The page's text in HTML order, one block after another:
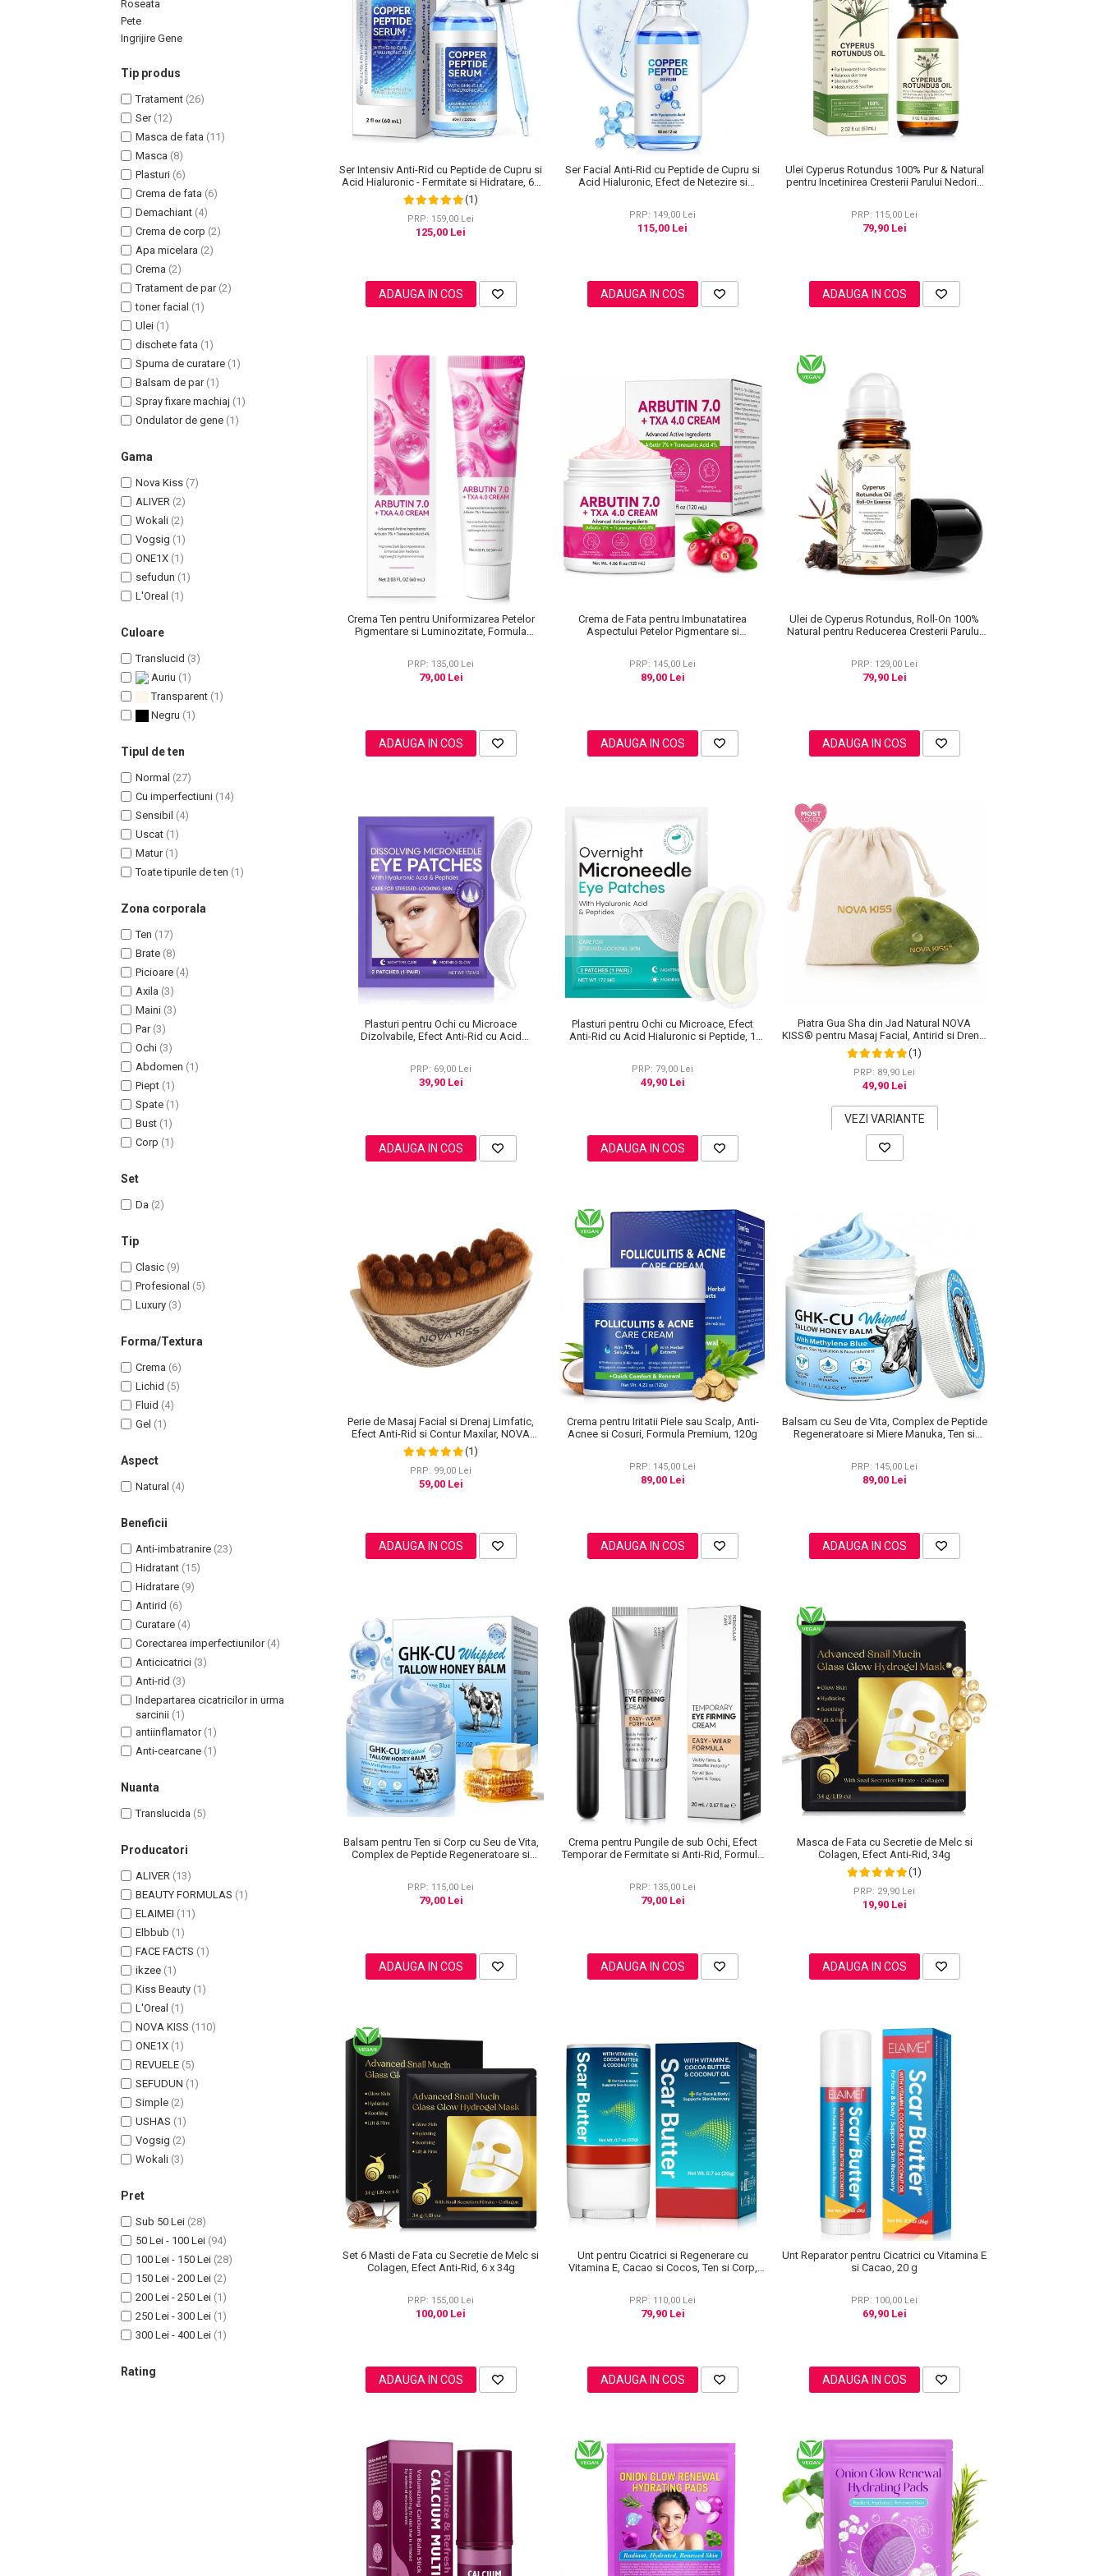
Uleiuri Unghii / Cuticule
Masaj Facial si Drenaj Limfatic
Plasturi ochi / nas / frunte
Produse Curatare Ten
Demachiant si Apa Micelara
Par Uscat / Deteriorat
Perii de Par si Piepteni
Roseata
Pete
Ingrijire Gene
Tip produs
Tratament (26)
Ser (12)
Masca de fata (11)
Masca (8)
Plasturi (6)
Crema de fata (6)
Demachiant (4)
Crema de corp (2)
Apa micelara (2)
Crema (2)
Tratament de par (2)
toner facial (1)
Ulei (1)
dischete fata (1)
Spuma de curatare (1)
Balsam de par (1)
Spray fixare machiaj (1)
Ondulator de gene (1)
Gama
Nova Kiss (7)
ALIVER (2)
Wokali (2)
Vogsig (1)
ONE1X (1)
sefudun (1)
L'Oreal (1)
Culoare
Translucid (3)
Auriu (1)
Transparent (1)
Negru (1)
Tipul de ten
Normal (27)
Cu imperfectiuni (14)
Sensibil (4)
Uscat (1)
Matur (1)
Toate tipurile de ten (1)
Zona corporala
Ten (17)
Brate (8)
Picioare (4)
Axila (3)
Maini (3)
Par (3)
Ochi (3)
Abdomen (1)
Piept (1)
Spate (1)
Bust (1)
Corp (1)
Set
Da (2)
Tip
Clasic (9)
Profesional (5)
Luxury (3)
Forma/Textura
Crema (6)
Lichid (5)
Fluid (4)
Gel (1)
Aspect
Natural (4)
Beneficii
Anti-imbatranire (23)
Hidratant (15)
Hidratare (9)
Antirid (6)
Curatare (4)
Corectarea imperfectiunilor (4)
Anticicatrici (3)
Anti-rid (3)
Indepartarea cicatricilor in urma
sarcinii (1)
antiinflamator (1)
Anti-cearcane (1)
Nuanta
Translucida (5)
Producatori
ALIVER (13)
BEAUTY FORMULAS (1)
ELAIMEI (11)
Elbbub (1)
FACE FACTS (1)
ikzee (1)
Kiss Beauty (1)
L'Oreal (1)
NOVA KISS (110)
ONE1X (1)
REVUELE (5)
SEFUDUN (1)
Simple (2)
USHAS (1)
Vogsig (2)
Wokali (3)
Pret
Sub 50 Lei (28)
50 Lei - 100 Lei (94)
100 Lei - 150 Lei (28)
150 Lei - 200 Lei (2)
200 Lei - 250 Lei (1)
250 Lei - 300 Lei (1)
300 Lei - 400 Lei (1)
Rating
Ser Intensiv Anti-Rid cu Peptide de Cupru si
Acid Hialuronic - Fermitate si Hidratare, 60
ml
(1)
PRP: 159,00 Lei
125,00 Lei
ADAUGA IN COS
Ser Facial Anti-Rid cu Peptide de Cupru si
Acid Hialuronic, Efect de Netezire si
PRP: 149,00 Lei
115,00 Lei
ADAUGA IN COS
Ulei Cyperus Rotundus 100% Pur & Natural
pentru Incetinirea Cresterii Parului Nedorit,
PRP: 115,00 Lei
79,90 Lei
ADAUGA IN COS
Crema Ten pentru Uniformizarea Petelor
Pigmentare si Luminozitate, Formula
PRP: 135,00 Lei
79,00 Lei
ADAUGA IN COS
Crema de Fata pentru Imbunatatirea
Aspectului Petelor Pigmentare si
PRP: 145,00 Lei
89,00 Lei
ADAUGA IN COS
Ulei de Cyperus Rotundus, Roll-On 100%
Natural pentru Reducerea Cresterii Parului
PRP: 129,00 Lei
79,90 Lei
ADAUGA IN COS
Plasturi pentru Ochi cu Microace
Dizolvabile, Efect Anti-Rid cu Acid
PRP: 69,00 Lei
39,90 Lei
ADAUGA IN COS
Plasturi pentru Ochi cu Microace, Efect
Anti-Rid cu Acid Hialuronic si Peptide, 1
PRP: 79,00 Lei
49,90 Lei
ADAUGA IN COS
Piatra Gua Sha din Jad Natural NOVA
KISS® pentru Masaj Facial, Antirid si Drenaj
Limfatic, Include Saculet de Bumbac
(1)
PRP: 89,90 Lei
49,90 Lei
VEZI VARIANTE
Perie de Masaj Facial si Drenaj Limfatic,
Efect Anti-Rid si Contur Maxilar, NOVA
KISS®
(1)
PRP: 99,00 Lei
59,00 Lei
ADAUGA IN COS
Crema pentru Iritatii Piele sau Scalp, Anti-
Acnee si Cosuri, Formula Premium, 120g
PRP: 145,00 Lei
89,00 Lei
ADAUGA IN COS
Balsam cu Seu de Vita, Complex de Peptide
Regeneratoare si Miere Manuka, Ten si
PRP: 145,00 Lei
89,00 Lei
ADAUGA IN COS
Balsam pentru Ten si Corp cu Seu de Vita,
Complex de Peptide Regeneratoare si
PRP: 115,00 Lei
79,00 Lei
ADAUGA IN COS
Crema pentru Pungile de sub Ochi, Efect
Temporar de Fermitate si Anti-Rid, Formula
PRP: 135,00 Lei
79,00 Lei
ADAUGA IN COS
Masca de Fata cu Secretie de Melc si
Colagen, Efect Anti-Rid, 34g
(1)
PRP: 29,90 Lei
19,90 Lei
ADAUGA IN COS
Set 6 Masti de Fata cu Secretie de Melc si
Colagen, Efect Anti-Rid, 6 x 34g
PRP: 155,00 Lei
100,00 Lei
ADAUGA IN COS
Unt pentru Cicatrici si Regenerare cu
Vitamina E, Cacao si Cocos, Ten si Corp,
PRP: 110,00 Lei
79,90 Lei
ADAUGA IN COS
Unt Reparator pentru Cicatrici cu Vitamina E
si Cacao, 20 g
PRP: 100,00 Lei
69,90 Lei
ADAUGA IN COS